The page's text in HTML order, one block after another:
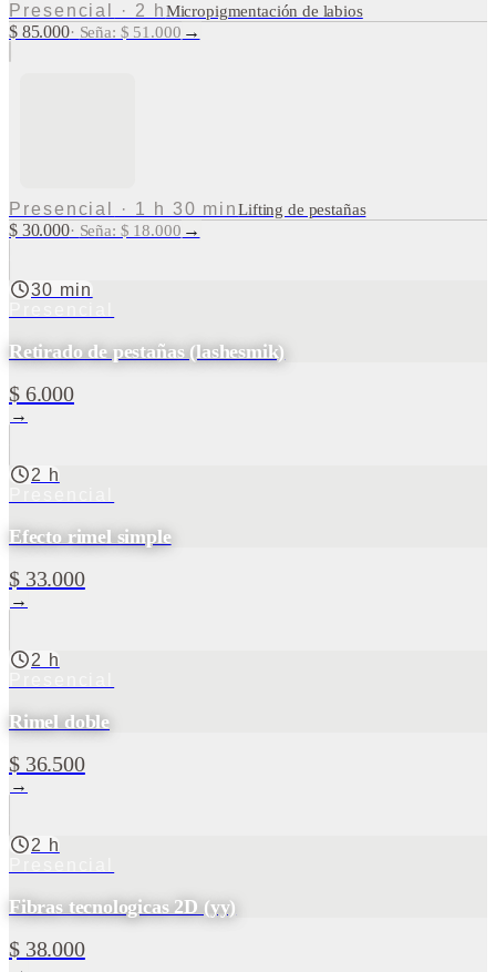
Presencial · 2 hMicropigmentación de labios
$ 85.000· Seña: $ 51.000 →
Presencial · 1 h 30 minLifting de pestañas
$ 30.000· Seña: $ 18.000 →
30 min
Retirado de pestañas (lashesmik)
$ 6.000
→
2 h
Efecto rimel simple
$ 33.000
→
2 h
Rimel doble
$ 36.500
→
2 h
Fibras tecnologicas 2D (yy)
$ 38.000